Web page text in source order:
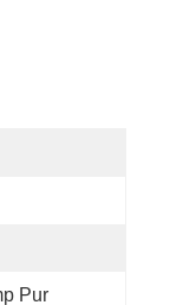
Pur